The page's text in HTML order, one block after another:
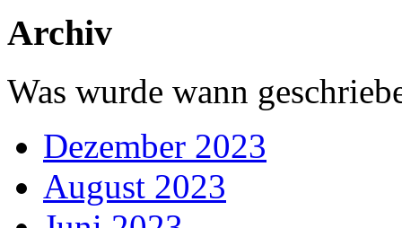
Archiv
Was wurde wann
Dezember 2023
August 2023